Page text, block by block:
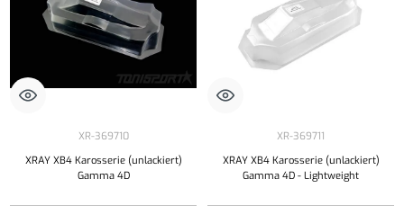
XR-369710
XRAY XB4 Karosserie (unlackiert)
Gamma 4D
XR-369711
XRAY XB4 Karosserie (unlackiert)
Gamma 4D - Lightweight